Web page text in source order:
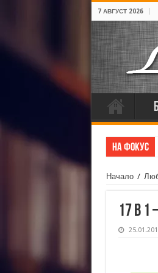
7 АВГУСТ 2026
На фокус
Начало /
17 в 1